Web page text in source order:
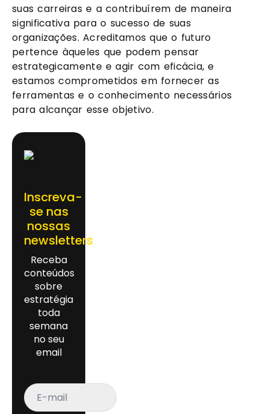
suas carreiras e a contribuírem de maneira
significativa para o sucesso de suas
organizações. Acreditamos que o futuro
pertence àqueles que podem pensar
estrategicamente e agir com eficácia, e
estamos comprometidos em fornecer as
ferramentas e o conhecimento necessários
para alcançar esse objetivo.
Inscreva-
se nas
nossas
newsletters
Receba
conteúdos
sobre
estratégia
toda
semana
no seu
email
E-
mail
*